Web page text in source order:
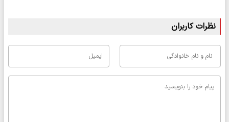
نظرات کاربران